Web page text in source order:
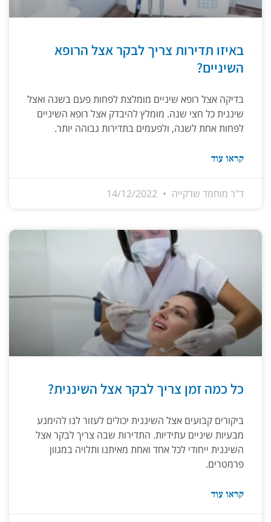
באיזו תדירות צריך לבקר אצל הרופא
השיניים?
בדיקה אצל רופא שיניים מומלצת לפחות פעם בשנה ואצל
שיננית כל חצי שנה. מומלץ להיבדק אצל רופא השיניים
לפחות אחת לשנה, ולפעמים בתדירות גבוהה יותר.
קראו עוד
ד"ר מוחמד שרקייה
כל כמה זמן צריך לבקר אצל השיננית?
ביקורים קבועים אצל השיננית יכולים לעזור לנו להימנע
מבעיות שיניים עתידיות. התדירות שבה צריך לבקר אצל
השיננית ייחודי לכל אחד ואחת מאיתנו ותלויה במגוון
פרמטרים.
קראו עוד